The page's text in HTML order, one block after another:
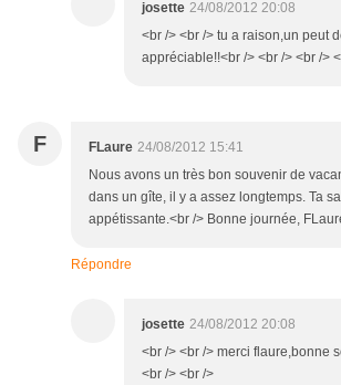
josette 24/08/2012 20:08
<br /> <br /> tu a raison,un peut
appréciable!!<br /> <br /> <br />
F FLaure 24/08/2012 15:41
Nous avons un très bon souvenir de
dans un gîte, il y a assez longtemps. Ta
appétissante.<br /> Bonne journée,
Répondre
josette 24/08/2012 20:08
<br /> <br /> merci flaure,bonne
<br /> <br />